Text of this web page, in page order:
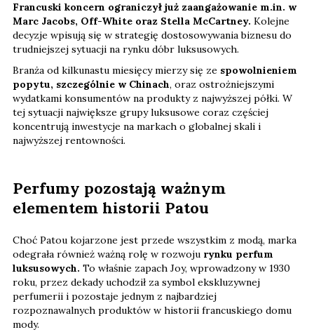
Francuski koncern ograniczył już zaangażowanie m.in. w
Marc Jacobs, Off-White oraz Stella McCartney. Kolejne
decyzje wpisują się w strategię dostosowywania biznesu do
trudniejszej sytuacji na rynku dóbr luksusowych.
Branża od kilkunastu miesięcy mierzy się ze spowolnieniem
popytu, szczególnie w Chinach, oraz ostrożniejszymi
wydatkami konsumentów na produkty z najwyższej półki. W
tej sytuacji największe grupy luksusowe coraz częściej
koncentrują inwestycje na markach o globalnej skali i
najwyższej rentowności.
Perfumy pozostają ważnym
elementem historii Patou
Choć Patou kojarzone jest przede wszystkim z modą, marka
odegrała również ważną rolę w rozwoju rynku perfum
luksusowych. To właśnie zapach Joy, wprowadzony w 1930
roku, przez dekady uchodził za symbol ekskluzywnej
perfumerii i pozostaje jednym z najbardziej
rozpoznawalnych produktów w historii francuskiego domu
mody.